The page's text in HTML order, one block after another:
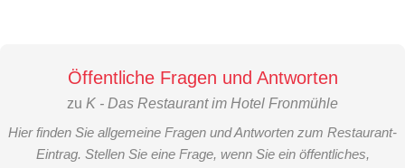
Öffentliche Fragen und Antworten
zu K - Das Restaurant im Hotel Fronmühle
Hier finden Sie allgemeine Fragen und Antworten zum Restaurant-
Eintrag. Stellen Sie eine Frage, wenn Sie ein öffentliches,